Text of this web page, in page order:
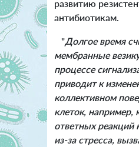
развитию
антибиотикам.
"Долгое время
мембранные
процессе
приводит к
коллективном
клеток, например,
ответных реакций
из-за стресса,